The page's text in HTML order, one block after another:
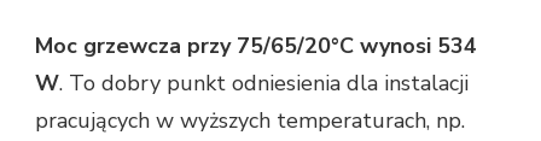
Moc grzewcza przy 75/65/20°C wynosi 534
W. To dobry punkt odniesienia dla instalacji
pracujących w wyższych temperaturach, np.